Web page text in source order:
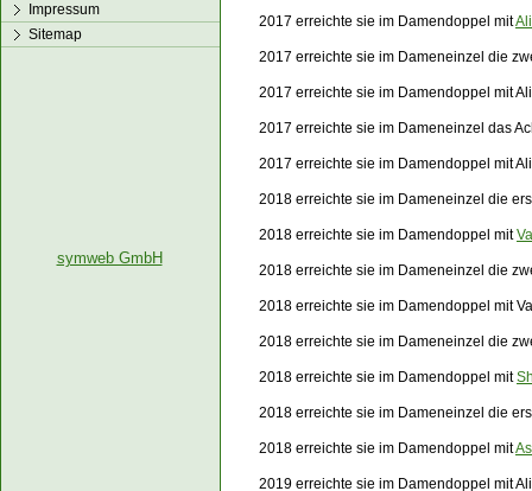
2017 erreichte sie im Damendoppel mit
2017 erreichte sie im Dameneinzel die
2017 erreichte sie im Damendoppel mit
2017 erreichte sie im Dameneinzel das
2017 erreichte sie im Damendoppel mit
2018 erreichte sie im Dameneinzel die
2018 erreichte sie im Damendoppel mit
2018 erreichte sie im Dameneinzel die
2018 erreichte sie im Damendoppel mit
2018 erreichte sie im Dameneinzel die
2018 erreichte sie im Damendoppel mit
2018 erreichte sie im Dameneinzel die
2018 erreichte sie im Damendoppel mit
2019 erreichte sie im Damendoppel mit
Impressum
Sitemap
symweb GmbH